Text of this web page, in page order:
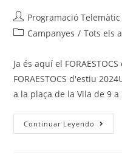
Programació Telemàtic
Campanyes / Tots els
Ja és aquí el
FORAESTOCS d'estiu
a la plaça de la Vila de 9
Continuar Leyendo